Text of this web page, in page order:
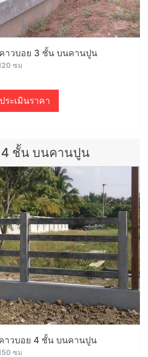
าวบอย 3 ชั้น บนคานปูน
ซม
ระเมินราคา
4 ชั้น บนคานปูน
าวบอย 4 ชั้น บนคานปูน
ซม